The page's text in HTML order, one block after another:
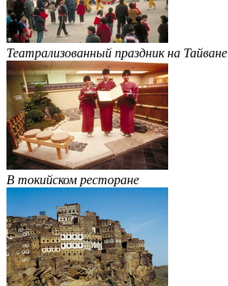
Театрализованный праздник на Тайване
В токийском ресторане